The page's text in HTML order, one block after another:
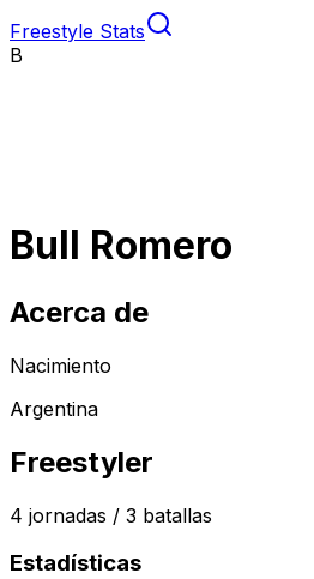
Freestyle Stats
B
Bull Romero
Acerca de
Nacimiento
Argentina
Freestyler
4 jornadas / 3 batallas
Estadísticas